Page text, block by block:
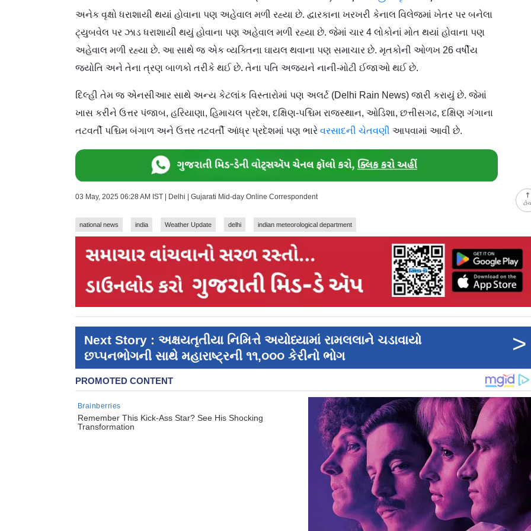
અનેક વૃક્ષો ધરાશાયી થયાં હોવાના પણ અહેવાલ મળી રહ્યા છે. દ્વારકાના ખરખરી કેનાલ વિલેજમાં ખેતર પર બનેલા
ટ્યુબવેલ પર ઝાડ ધરાશાયી થયું હોવાના પણ અહેવાલ મળી રહ્યા છે. જેમાં ચાર 4 લોકોનાં મોત થયાં હોવાના પણ
અહેવાલ મળી રહ્યા છે. આ સાથે જ એક વ્યક્તિના ઘાયલ થવાના પણ સમાચાર છે. મૃતકોની ઓળખ 26 વર્ષીય
જ્યોતિ અને તેના ત્રણ બાળકો તરીકે થઈ છે. તેના પતિ અજયને નાની-મોટી ઈજાઓ થઈ છે.
દિલ્હી તેમ જ એનસીઆર સાથે અન્ય કેટલાંક વિસ્તારોમાં પણ અલર્ટ (Delhi Rain News) જારી કરાયું છે. જેમાં
ખાસ કરીને ઉત્તર પંજાબ, હરિયાણા, હિમાચલ પ્રદેશ, દક્ષિણ-પશ્ચિમ રાજસ્થાન, ઓડિશા, છત્તીસગઢ, દક્ષિણ ગંગાના
તટવર્તી પશ્ચિમ બંગાળ અને ઉત્તર તટવર્તી આંધ્ર પ્રદેશમાં પણ ભારે વરસાદની ચેતવણી આપવામાં આવી છે.
03 May, 2025 06:28 AM IST | Delhi | Gujarati Mid-day Online Correspondent
national news india Weather Update delhi indian meteorological department
Next Story : અક્ષયતૃતીયા નિમિત્તે અયોધ્યામાં રામલલાને ચડાવાયો
છપ્પનભોગની સાથે મહારાષ્ટ્રની ૧૧,૦૦૦ કેરીનો ભોગ
>